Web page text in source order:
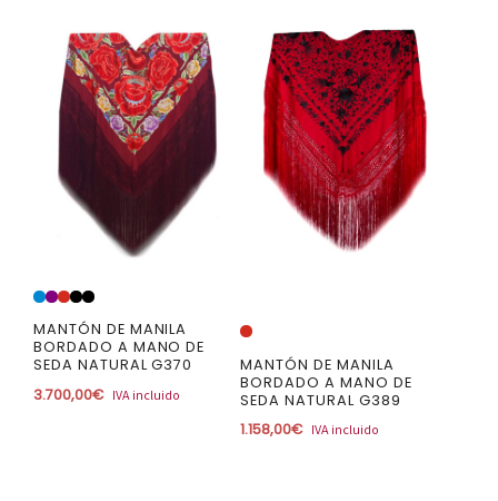
MANTÓN DE MANILA
BORDADO A MANO DE
SEDA NATURAL G370
3.700,00€ IVA incluido
MANTÓN DE MANILA
BORDADO A MANO DE
SEDA NATURAL G389
1.158,00€ IVA incluido